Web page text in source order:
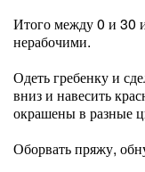
Итого между 0 и 30
нерабочими.
Одеть гребенку и
вниз и навесить
окрашены в разные
Оборвать пряжу,